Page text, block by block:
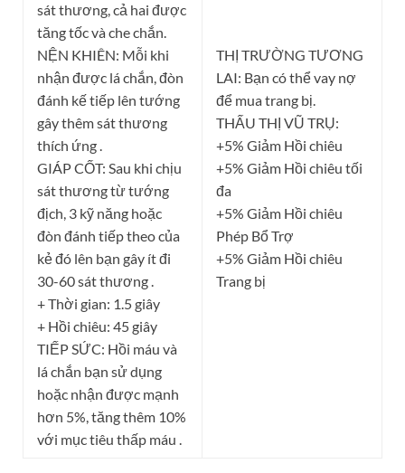
sát thương, cả hai được
tăng tốc và che chắn.
NỆN KHIÊN: Mỗi khi
nhận được lá chắn, đòn
đánh kế tiếp lên tướng
gây thêm sát thương
thích ứng .
GIÁP CỐT: Sau khi chịu
sát thương từ tướng
địch, 3 kỹ năng hoặc
đòn đánh tiếp theo của
kẻ đó lên bạn gây ít đi
30-60 sát thương .
+ Thời gian: 1.5 giây
+ Hồi chiêu: 45 giây
TIẾP SỨC: Hồi máu và
lá chắn bạn sử dụng
hoặc nhận được mạnh
hơn 5%, tăng thêm 10%
với mục tiêu thấp máu .
THỊ TRƯỜNG TƯƠNG
LAI: Bạn có thể vay nợ
để mua trang bị.
THẤU THỊ VŨ TRỤ:
+5% Giảm Hồi chiêu
+5% Giảm Hồi chiêu tối
đa
+5% Giảm Hồi chiêu
Phép Bổ Trợ
+5% Giảm Hồi chiêu
Trang bị